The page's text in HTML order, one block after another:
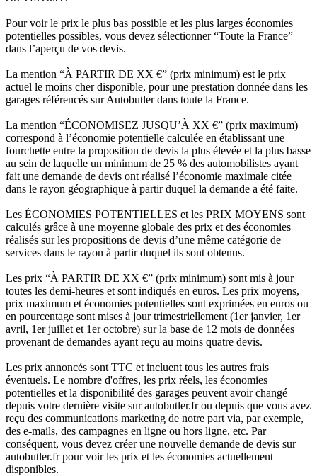
Pour voir le prix le plus bas possible et les plus larges économies
potentielles possibles, vous devez sélectionner “Toute la France”
dans l’aperçu de vos devis.
La mention “À PARTIR DE XX €” (prix minimum) est le prix
actuel le moins cher disponible, pour une prestation donnée dans les
garages référencés sur Autobutler dans toute la France.
La mention “ÉCONOMISEZ JUSQU’À XX €” (prix maximum)
correspond à l’économie potentielle calculée en établissant une
fourchette entre la proposition de devis la plus élevée et la plus basse
au sein de laquelle un minimum de 25 % des automobilistes ayant
fait une demande de devis ont réalisé l’économie maximale citée
dans le rayon géographique à partir duquel la demande a été faite.
Les ÉCONOMIES POTENTIELLES et les PRIX MOYENS sont
calculés grâce à une moyenne globale des prix et des économies
réalisés sur les propositions de devis d’une même catégorie de
services dans le rayon à partir duquel ils sont obtenus.
Les prix “À PARTIR DE XX €” (prix minimum) sont mis à jour
toutes les demi-heures et sont indiqués en euros. Les prix moyens,
prix maximum et économies potentielles sont exprimées en euros ou
en pourcentage sont mises à jour trimestriellement (1er janvier, 1er
avril, 1er juillet et 1er octobre) sur la base de 12 mois de données
provenant de demandes ayant reçu au moins quatre devis.
Les prix annoncés sont TTC et incluent tous les autres frais
éventuels. Le nombre d'offres, les prix réels, les économies
potentielles et la disponibilité des garages peuvent avoir changé
depuis votre dernière visite sur autobutler.fr ou depuis que vous avez
reçu des communications marketing de notre part via, par exemple,
des e-mails, des campagnes en ligne ou hors ligne, etc. Par
conséquent, vous devez créer une nouvelle demande de devis sur
autobutler.fr pour voir les prix et les économies actuellement
disponibles.